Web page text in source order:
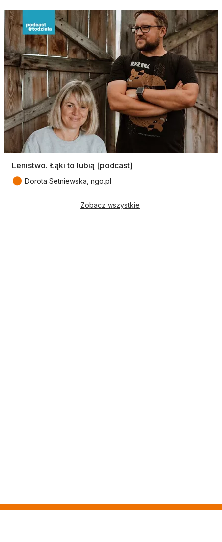
Lenistwo. Łąki to lubią [podcast]
● Dorota Setniewska, ngo.pl
Zobacz wszystkie